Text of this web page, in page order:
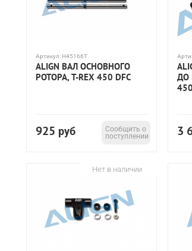
Артикул: H45166T
ALIGN ВАЛ ОСНОВНОГО
РОТОРА, T-REX 450 DFC
925 руб
Сообщить о
поступлении
ДО
450
3
Нет в наличии